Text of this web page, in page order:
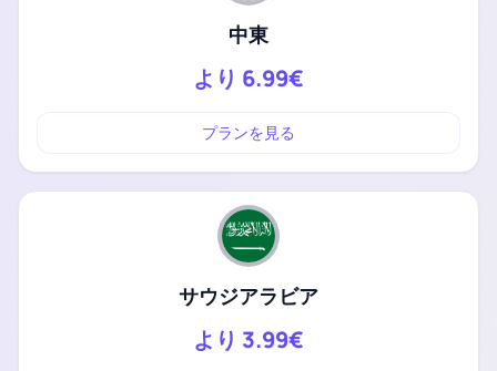
中東
より 6.99€
プランを見る
サウジアラビア
より 3.99€